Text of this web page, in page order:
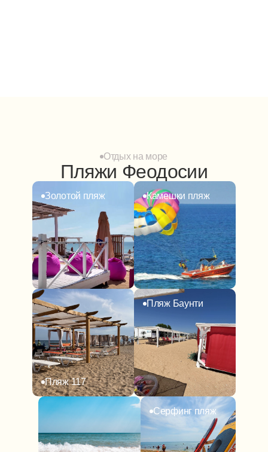
Отдых на море
Пляжи Феодосии
Золотой пляж Камешки пляж
Пляж 117
Пляж Баунти
Серфинг пляж